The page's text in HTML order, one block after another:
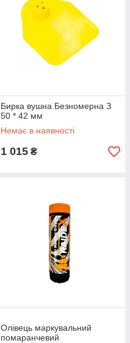
Бирка вушна Безномерна З
50 * 42 мм
Немає в наявності
1 015 ₴
Олівець маркувальний
помаранчевий